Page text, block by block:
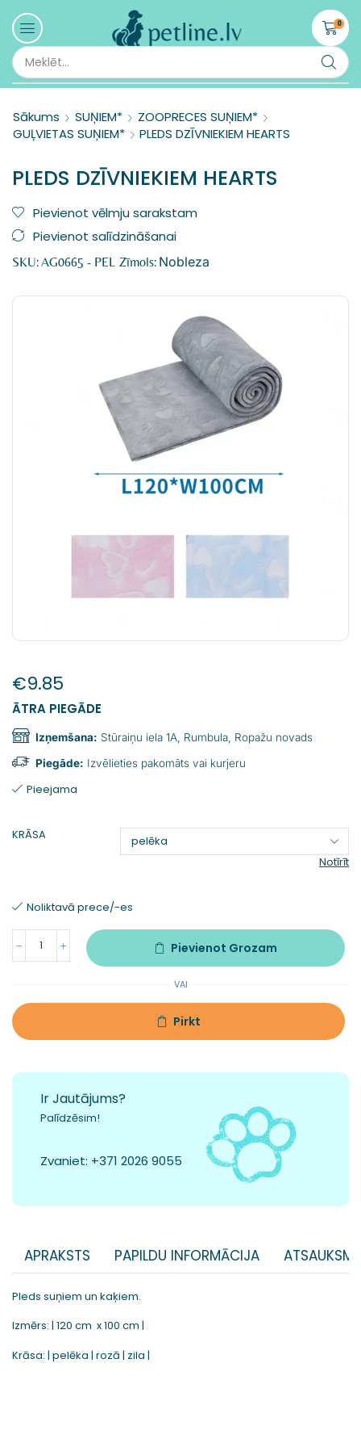
0
Sākums SUŅIEM*
ZOOPRECES SUŅIEM*
GUĻVIETAS SUŅIEM*
PLEDS DZĪVNIEKIEM HEARTS
PLEDS DZĪVNIEKIEM HEARTS
Pievienot vēlmju sarakstam
Pievienot salīdzināšanai
SKU:AG0665 - PEL Zīmols: Nobleza
€9.85
ĀTRA PIEGĀDE
Izņemšana: Stūraiņu iela 1A, Rumbula, Ropažu novads
Piegāde: Izvēlieties pakomāts vai kurjeru
Pieejama
KRĀSA
Notīrīt
Noliktavā prece/-es
Pievienot Grozam
VAI
Pirkt
Ir Jautājums?
Palīdzēsim!
Zvaniet: +371 2026 9055
APRAKSTS PAPILDU INFORMĀCIJA
Pleds suņiem un kaķiem.
Izmērs: | 120 cm x 100 cm |
Krāsa: | pelēka | rozā | zila |